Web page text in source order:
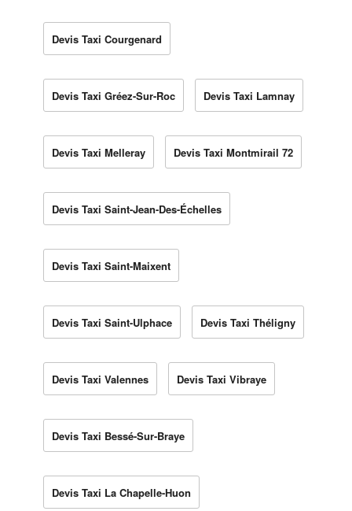
Devis Taxi Courgenard
Devis Taxi Gréez-Sur-Roc Devis Taxi Lamnay
Devis Taxi Melleray Devis Taxi Montmirail 72
Devis Taxi Saint-Jean-Des-Échelles
Devis Taxi Saint-Maixent
Devis Taxi Saint-Ulphace Devis Taxi Théligny
Devis Taxi Valennes Devis Taxi Vibraye
Devis Taxi Bessé-Sur-Braye
Devis Taxi La Chapelle-Huon